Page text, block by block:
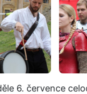
6. července